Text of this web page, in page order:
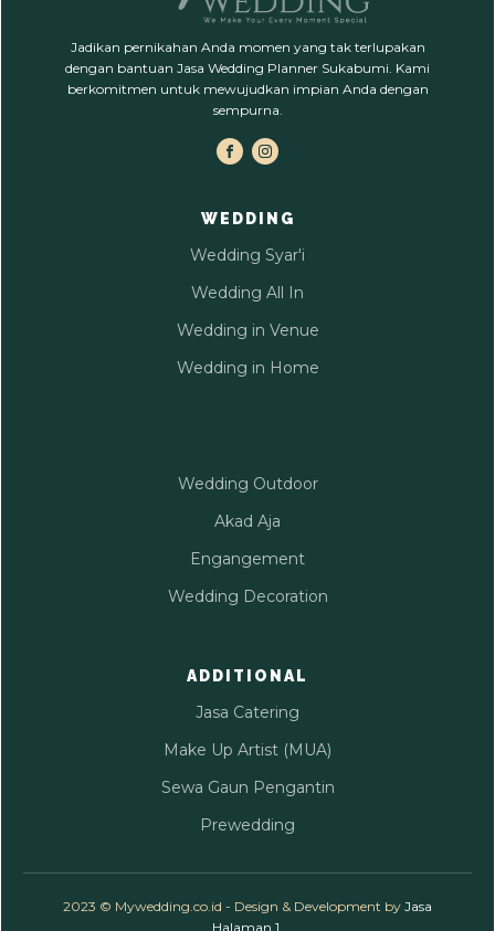
Jadikan pernikahan Anda momen yang tak terlupakan
dengan bantuan Jasa Wedding Planner Sukabumi. Kami
berkomitmen untuk mewujudkan impian Anda dengan
sempurna.
WEDDING
Wedding Syar'i
Wedding All In
Wedding in Venue
Wedding in Home
Wedding Outdoor
Akad Aja
Engangement
Wedding Decoration
ADDITIONAL
Jasa Catering
Make Up Artist (MUA)
Sewa Gaun Pengantin
Prewedding
2023 © Mywedding.co.id - Design & Development by Jasa
Halaman 1.